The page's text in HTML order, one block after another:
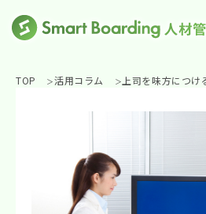
TOP 活用コラム 上司を味方につ